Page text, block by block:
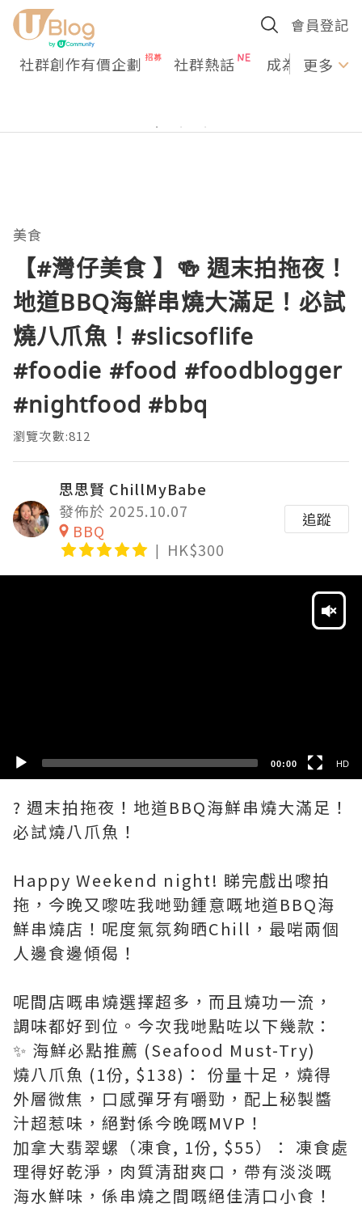
會員登記
社群創作有價企劃 社群熱話 成為U更多
美食
【#灣仔美食 】🍻 週末拍拖夜！
地道BBQ海鮮串燒大滿足！必試
燒八爪魚！#slicsoflife
#foodie #food #foodblogger
#nightfood #bbq
瀏覽次數:812
思思賢 ChillMyBabe
發佈於 2025.10.07
BBQ
HK$300
追蹤
00:00 HD
? 週末拍拖夜！地道BBQ海鮮串燒大滿足！
必試燒八爪魚！
Happy Weekend night! 睇完戲出嚟拍
拖，今晚又嚟咗我哋勁鍾意嘅地道BBQ海
鮮串燒店！呢度氣氛夠晒Chill，最啱兩個
人邊食邊傾偈！
呢間店嘅串燒選擇超多，而且燒功一流，
調味都好到位。今次我哋點咗以下幾款：
✨ 海鮮必點推薦 (Seafood Must-Try)
燒八爪魚 (1份, $138)： 份量十足，燒得
外層微焦，口感彈牙有嚼勁，配上秘製醬
汁超惹味，絕對係今晚嘅MVP！
加拿大翡翠螺（凍食, 1份, $55）： 凍食處
理得好乾淨，肉質清甜爽口，帶有淡淡嘅
海水鮮味，係串燒之間嘅絕佳清口小食！